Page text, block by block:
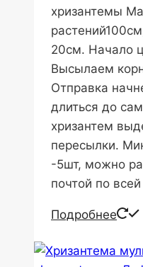
хризантемы
20см. Начало
Высылаем
Отправка
длиться до
хризантем
пересылки.
-5шт, можно
почтой по
Подробнее